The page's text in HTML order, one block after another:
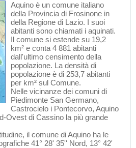
Aquino è un comune italiano
della Provincia di Frosinone in
della Regione di Lazio. I suoi
abitanti sono chiamati i aquinati.
Il comune si estende su 19,2
km² e conta 4 881 abitanti
dall'ultimo censimento della
popolazione. La densità di
popolazione è di 253,7 abitanti
per km² sul Comune.
Nelle vicinanze dei comuni di
Piedimonte San Germano,
Castrocielo i Pontecorvo, Aquino
Ovest di Cassino la più grande
il comune di Aquino ha le
41° 28' 35'' Nord, 13° 42'